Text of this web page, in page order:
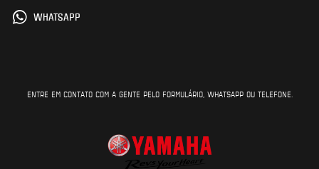
WHATSAPP
ENTRE EM CONTATO COM A GENTE PELO FORMULÁRIO, WHATSAPP OU TELEFONE.